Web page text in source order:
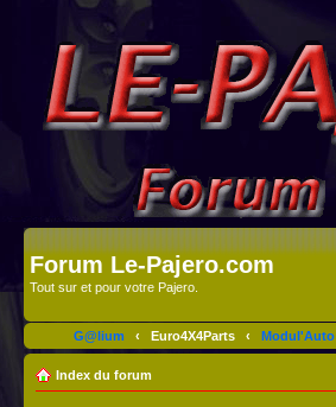
Forum Le-Pajero.com
Tout sur et pour votre Pajero.
G@lium ‹ Euro4X4Parts ‹ Modul'Auto
Index du forum